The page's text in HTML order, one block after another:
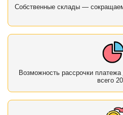
Собственные склады —
Возможность рассрочки
всего